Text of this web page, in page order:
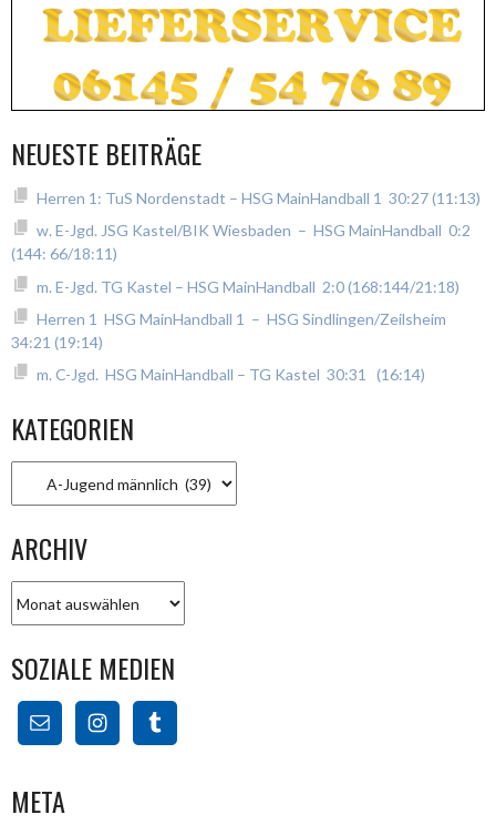
NEUESTE BEITRÄGE
Herren 1: TuS Nordenstadt – HSG MainHandball 1 30:27 (11:13)
w. E-Jgd. JSG Kastel/BIK Wiesbaden – HSG MainHandball 0:2
(144: 66/18:11)
m. E-Jgd. TG Kastel – HSG MainHandball 2:0 (168:144/21:18)
Herren 1 HSG MainHandball 1 – HSG Sindlingen/Zeilsheim
34:21 (19:14)
m. C-Jgd. HSG MainHandball – TG Kastel 30:31 (16:14)
KATEGORIEN
ARCHIV
SOZIALE MEDIEN
META